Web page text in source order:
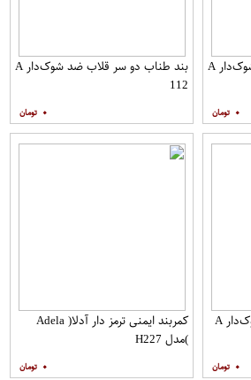
بند طناب دو سر قلاب ضد شوک‌دار A
۰
بند طناب دو سر قلاب ضد شوک‌دار A
112
۰
بند واي شكل رگلاژی ضد شوک‌دار A
۰
کمربند ایمنی ترمز دار آدلا( Adela
)مدل H227
۰